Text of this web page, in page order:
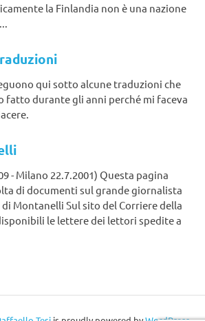
la Finlandia non è una nazione
qui sotto alcune traduzioni che
fatto durante gli anni perché mi faceva
- Milano 22.7.2001) Questa pagina
di documenti sul grande giornalista
di Montanelli Sul sito del Corriere della
le lettere dei lettori spedite a